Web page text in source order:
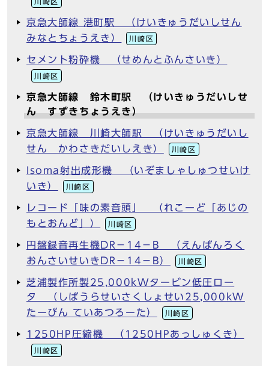
京急大師線 港町駅 （けいきゅうだいしせん
みなとちょうえき）
川崎区
セメント粉砕機 （せめんとふんさいき）
川崎区
京急大師線 鈴木町駅 （けいきゅうだいしせ
ん すずきちょうえき）
京急大師線 川崎大師駅 （けいきゅうだいし
せん かわさきだいしえき）
川崎区
Isoma射出成形機 （いぞましゃしゅつせいけ
いき）
川崎区
レコード「味の素音頭」 （れこーど「あじの
もとおんど」）
川崎区
円盤録音再生機DR－14－B （えんばんろく
おんさいせいきDR－14－B）
川崎区
芝浦製作所製25,000kWタービン低圧ロー
タ （しばうらせいさくしょせい25,000kW
たーびん ていあつろーた）
川崎区
1250HP圧縮機 （1250HPあっしゅくき）
川崎区